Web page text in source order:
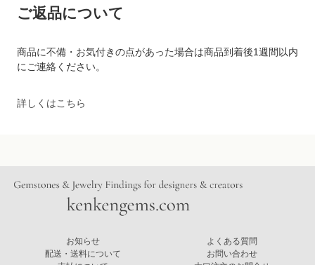
ご返品について
商品に不備・お気付きの点があった場合は商品到着後1週間以内
にご連絡ください。
詳しくはこちら
お知らせ
配送・送料について
よくある質問
お問い合わせ